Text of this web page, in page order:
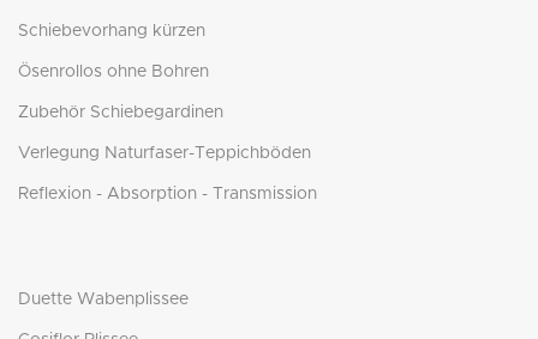
Schiebevorhang kürzen
Ösenrollos ohne Bohren
Zubehör Schiebegardinen
Verlegung Naturfaser-Teppichböden
Reflexion - Absorption - Transmission
Duette Wabenplissee